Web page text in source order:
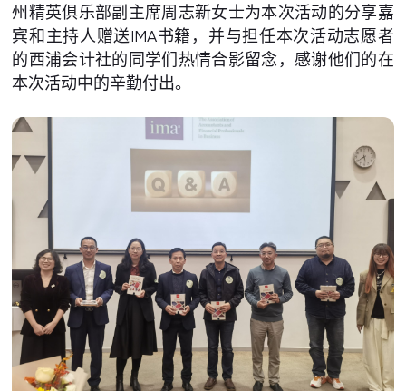
州精英俱乐部副主席周志新女士为本次活动的分享嘉
宾和主持人赠送IMA书籍，并与担任本次活动志愿者
的西浦会计社的同学们热情合影留念，感谢他们的在
本次活动中的辛勤付出。